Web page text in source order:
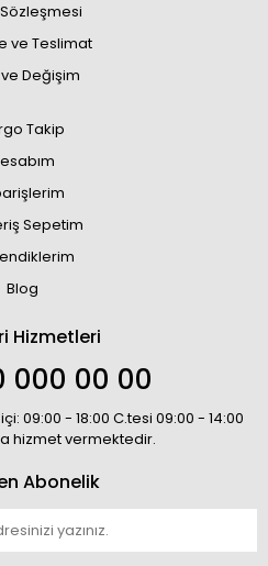
Sözleşmesi
ve Teslimat
Değişim
Takip
Sepetim
Blog
Hizmetleri
000 00 00
09:00 - 18:00 C.tesi 09:00 - 14:00
hizmet vermektedir.
Abonelik